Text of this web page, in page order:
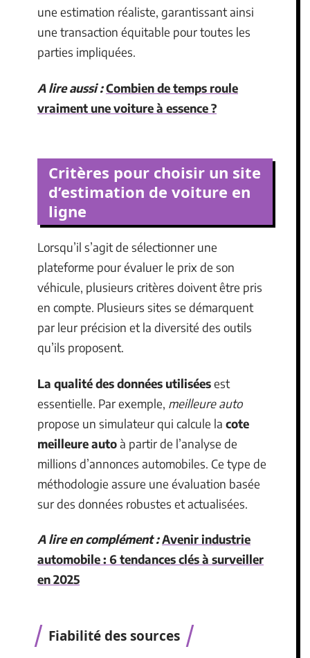
une estimation réaliste, garantissant ainsi
une transaction équitable pour toutes les
parties impliquées.
A lire aussi :Combien de temps roule
vraiment une voiture à essence ?
Critères pour choisir un site
d’estimation de voiture en
ligne
Lorsqu’il s’agit de sélectionner une
plateforme pour évaluer le prix de son
véhicule, plusieurs critères doivent être pris
en compte. Plusieurs sites se démarquent
par leur précision et la diversité des outils
qu’ils proposent.
La qualité des données utiliséesest
essentielle. Par exemple, meilleure auto
propose un simulateur qui calcule la cote
meilleure autoà partir de l’analyse de
millions d’annonces automobiles. Ce type de
méthodologie assure une évaluation basée
sur des données robustes et actualisées.
A lire en complément :Avenir industrie
automobile : 6 tendances clés à surveiller
en 2025
Fiabilité des sources